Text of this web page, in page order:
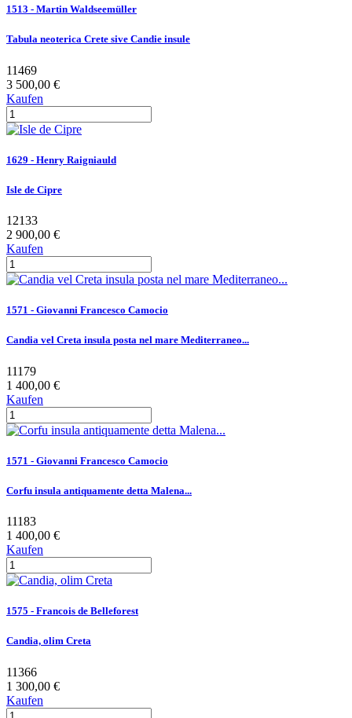
1513 - Martin Waldseemüller
Tabula neoterica Crete sive Candie insule
11469
3 500,00 €
Kaufen
1629 - Henry Raigniauld
Isle de Cipre
12133
2 900,00 €
Kaufen
1571 - Giovanni Francesco Camocio
Candia vel Creta insula posta nel mare Mediterraneo...
11179
1 400,00 €
Kaufen
1571 - Giovanni Francesco Camocio
Corfu insula antiquamente detta Malena...
11183
1 400,00 €
Kaufen
1575 - Francois de Belleforest
Candia, olim Creta
11366
1 300,00 €
Kaufen